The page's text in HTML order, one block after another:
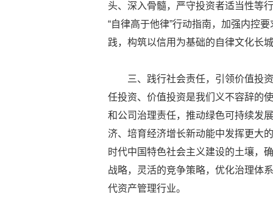
头、深入骨髓，严守投资者适当性等
“自律高于他律”行动指南，加强内控
践，构筑以信用为基础的自律文化长
三、践行社会责任，引领价值投
任投资、价值投资是我们义不容辞的
和公司治理责任，推动绿色可持续发
济、培育经济增长新动能中发挥更大
时代中国特色社会主义建设的土壤，
战略，灵活的竞争策略，优化治理体
代资产管理行业。